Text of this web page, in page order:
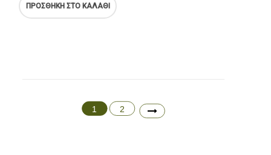
ΠΡΟΣΘΉΚΗ ΣΤΟ ΚΑΛΆΘΙ
1 2